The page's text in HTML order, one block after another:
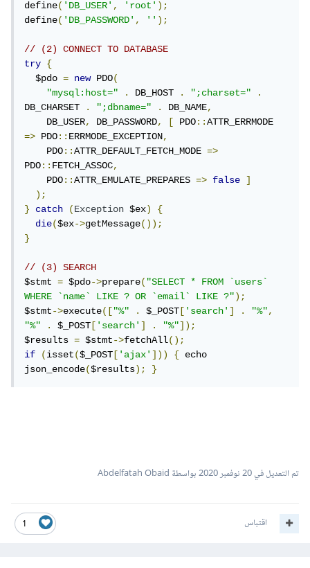
define('DB_USER', 'root');
define('DB_PASSWORD', '');
// (2) CONNECT TO DATABASE
try
{
  $pdo
= new PDO(
"mysql:host="
. DB_HOST . ";charset="
.
DB_CHARSET . ";dbname=" . DB_NAME,
    DB_USER
, DB_PASSWORD, [ PDO::
=> PDO::ERRMODE_EXCEPTION,
    PDO
::ATTR_DEFAULT_FETCH_MODE =>
PDO::FETCH_ASSOC,
    PDO
::ATTR_EMULATE_PREPARES => false
]
);
}
catch (Exception $ex)
{
die($ex->getMessage());
}
// (3) SEARCH
$stmt = $pdo->prepare("SELECT * FROM `users`
WHERE `name` LIKE ? OR `email` LIKE ?");
$stmt->execute(["%" . $_POST ['search'] . "%",
"%"
. $_POST ['search'] . "%"]);
$results = $stmt->fetchAll();
if
(isset($_POST ['ajax'])) { echo
json_encode($results); }
تم التعديل في20 نوفمبر 2020 بواسطة Abdelfatah Obaid
1 اقتباس